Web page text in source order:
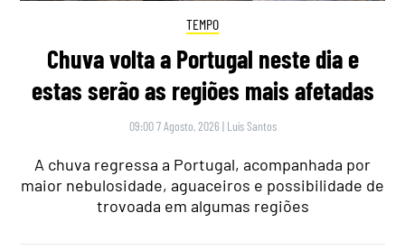
TEMPO
Chuva volta a Portugal neste dia e
estas serão as regiões mais afetadas
09:00 7 Agosto, 2026 | Luís Santos
A chuva regressa a Portugal, acompanhada por
maior nebulosidade, aguaceiros e possibilidade de
trovoada em algumas regiões